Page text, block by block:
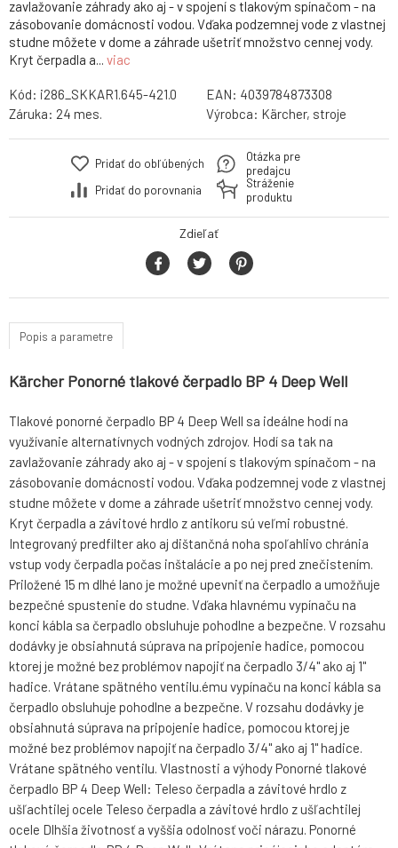
zavlažovanie záhrady ako aj - v spojení s tlakovým spínačom - na
zásobovanie domácnosti vodou. Vďaka podzemnej vode z vlastnej
studne môžete v dome a záhrade ušetriť množstvo cennej vody.
Kryt čerpadla a... viac
Kód: i286_SKKAR1.645-421.0 EAN: 4039784873308
Záruka: 24 mes. Výrobca: Kärcher, stroje
Pridať do obľúbených
Pridať do porovnania
Otázka pre
predajcu
Stráženie
produktu
Zdieľať
Popis a parametre
Kärcher Ponorné tlakové čerpadlo BP 4 Deep Well
Tlakové ponorné čerpadlo BP 4 Deep Well sa ideálne hodí na
využívanie alternatívnych vodných zdrojov. Hodí sa tak na
zavlažovanie záhrady ako aj - v spojení s tlakovým spínačom - na
zásobovanie domácnosti vodou. Vďaka podzemnej vode z vlastnej
studne môžete v dome a záhrade ušetriť množstvo cennej vody.
Kryt čerpadla a závitové hrdlo z antikoru sú veľmi robustné.
Integrovaný predfilter ako aj dištančná noha spoľahlivo chránia
vstup vody čerpadla počas inštalácie a po nej pred znečistením.
Priložené 15 m dlhé lano je možné upevniť na čerpadlo a umožňuje
bezpečné spustenie do studne. Vďaka hlavnému vypínaču na
konci kábla sa čerpadlo obsluhuje pohodlne a bezpečne. V rozsahu
dodávky je obsiahnutá súprava na pripojenie hadice, pomocou
ktorej je možné bez problémov napojiť na čerpadlo 3/4" ako aj 1"
hadice. Vrátane spätného ventilu.ému vypínaču na konci kábla sa
čerpadlo obsluhuje pohodlne a bezpečne. V rozsahu dodávky je
obsiahnutá súprava na pripojenie hadice, pomocou ktorej je
možné bez problémov napojiť na čerpadlo 3/4" ako aj 1" hadice.
Vrátane spätného ventilu. Vlastnosti a výhody Ponorné tlakové
čerpadlo BP 4 Deep Well: Teleso čerpadla a závitové hrdlo z
ušľachtilej ocele Teleso čerpadla a závitové hrdlo z ušľachtilej
ocele Dlhšia životnosť a vyššia odolnosť voči nárazu. Ponorné